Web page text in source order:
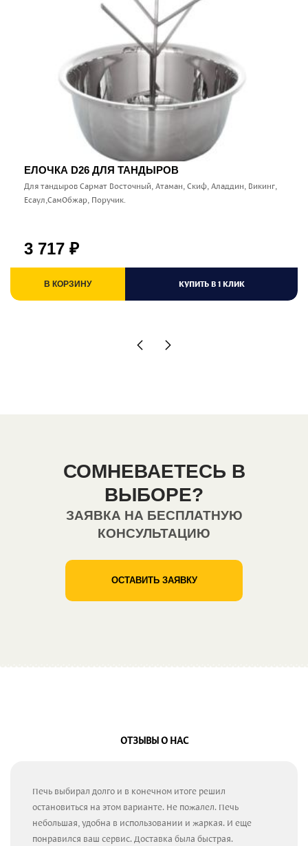
ЕЛОЧКА D26 ДЛЯ ТАНДЫРОВ
Для тандыров Сармат Восточный, Атаман, Скиф, Аладдин, Викинг,
Есаул,СамОбжар, Поручик.
3 717 ₽
В КОРЗИНУ КУПИТЬ В 1 КЛИК
СОМНЕВАЕТЕСЬ В
ВЫБОРЕ?
ЗАЯВКА НА БЕСПЛАТНУЮ
КОНСУЛЬТАЦИЮ
ОСТАВИТЬ ЗАЯВКУ
ОТЗЫВЫ О НАС
Печь выбирал долго и в конечном итоге решил
остановиться на этом варианте. Не пожалел. Печь
небольшая, удобна в использовании и жаркая. И еще
понравился ваш сервис. Доставка была быстрая.